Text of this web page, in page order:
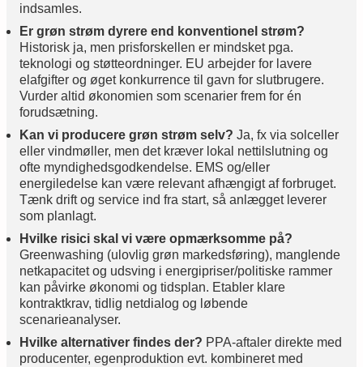
indsamles.
Er grøn strøm dyrere end konventionel strøm?
Historisk ja, men prisforskellen er mindsket pga.
teknologi og støtteordninger. EU arbejder for lavere
elafgifter og øget konkurrence til gavn for slutbrugere.
Vurder altid økonomien som scenarier frem for én
forudsætning.
Kan vi producere grøn strøm selv? Ja, fx via solceller
eller vindmøller, men det kræver lokal nettilslutning og
ofte myndighedsgodkendelse. EMS og/eller
energiledelse kan være relevant afhængigt af forbruget.
Tænk drift og service ind fra start, så anlægget leverer
som planlagt.
Hvilke risici skal vi være opmærksomme på?
Greenwashing (ulovlig grøn markedsføring), manglende
netkapacitet og udsving i energipriser/politiske rammer
kan påvirke økonomi og tidsplan. Etabler klare
kontraktkrav, tidlig netdialog og løbende
scenarieanalyser.
Hvilke alternativer findes der? PPA-aftaler direkte med
producenter, egenproduktion evt. kombineret med